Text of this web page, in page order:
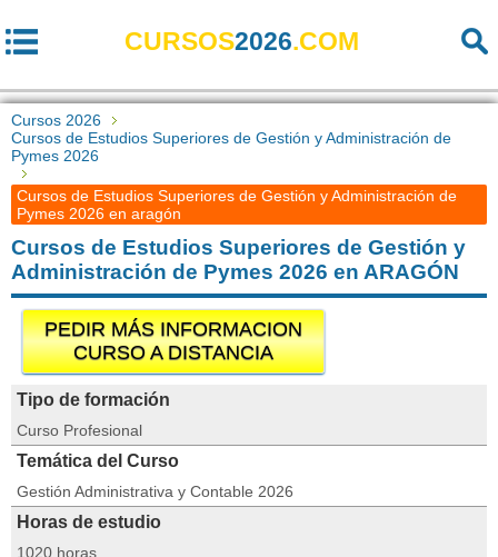
CURSOS2026.COM
Cursos 2026
Cursos de Estudios Superiores de Gestión y Administración de
Pymes 2026
Cursos de Estudios Superiores de Gestión y Administración de
Pymes 2026 en aragón
Cursos de Estudios Superiores de Gestión y
Administración de Pymes 2026 en ARAGÓN
PEDIR MÁS INFORMACION
CURSO A DISTANCIA
Tipo de formación
Curso Profesional
Temática del Curso
Gestión Administrativa y Contable 2026
Horas de estudio
1020 horas